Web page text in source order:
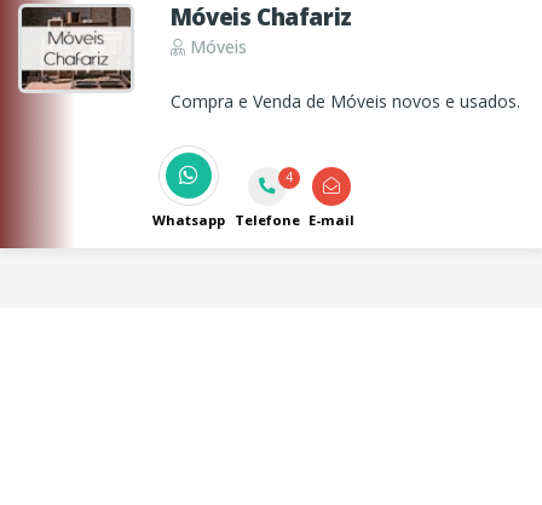
Móveis Chafariz
Móveis
Compra e Venda de Móveis novos e usados.
Whatsapp
4
Telefone E-mail